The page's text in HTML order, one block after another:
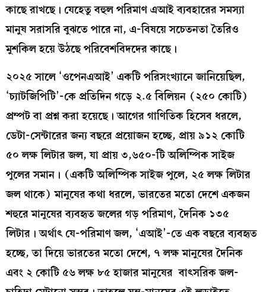
কাছে রাখছে। যেহেতু বহুল পরিমাণ এআই ব্যবহারের সমস্যা
মানুষ সরাসরি বুঝতে পারে না, এ-বিষয়ে সচেতনতা তৈরিও
মুশকিল হয়ে উঠছে পরিবেশবিদদের কাছে।
২০২৫ সালে ‘ওপেনএআই’ একটি পরিসংখ্যানে জানিয়েছিল,
‘চ্যাটজিপিটি’-কে প্রতিদিন গড়ে ২.৫ বিলিয়ন (২৫০ কোটি)
প্রম্পট বা প্রশ্ন করা হয়েছে। আগের গাণিতিক হিসেব ধরলে,
ডেটা-সেন্টারের জন্য বছরে প্রয়োজন হচ্ছে, প্রায় ৯১২ কোটি
৫০ লক্ষ লিটার জল, যা প্রায় ৩,৬৫০-টি অলিম্পিক সাইজ
পুলের সমান। (একটি অলিম্পিক সাইজ পুলে, ২৫ লক্ষ লিটার
জল থাকে) মানুষের কথা ধরলে, ভারতের মতো দেশে একজন
শহুরে মানুষের ব্যবহৃত জলের গড় পরিমাণ, দৈনিক ১৩৫
লিটার। অর্থাৎ যে-পরিমাণ জল, ‘এআই’-তে এক বছরে ব্যবহৃত
হচ্ছে, তা দিয়ে ভারতের মতো দেশে, ৭ লক্ষ মানুষের দৈনিক
এবং ২ কোটি ৫৬ লক্ষ ৮৫ হাজার মানুষের বাৎসরিকজল-